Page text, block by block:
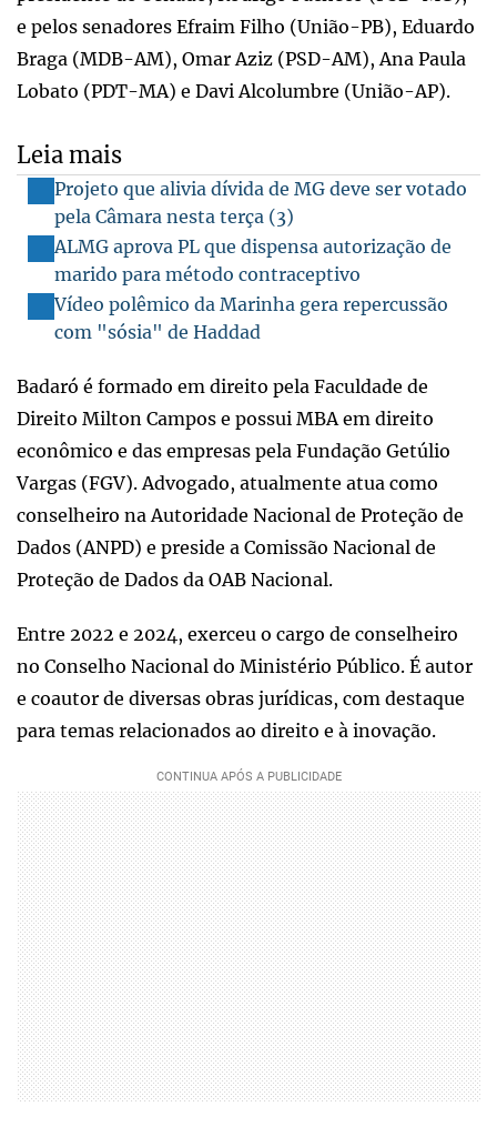
e pelos senadores Efraim Filho (União-PB), Eduardo
Braga (MDB-AM), Omar Aziz (PSD-AM), Ana Paula
Lobato (PDT-MA) e Davi Alcolumbre (União-AP).
Leia mais
Projeto que alivia dívida de MG deve ser votado
pela Câmara nesta terça (3)
ALMG aprova PL que dispensa autorização de
marido para método contraceptivo
Vídeo polêmico da Marinha gera repercussão
com "sósia" de Haddad
Badaró é formado em direito pela Faculdade de
Direito Milton Campos e possui MBA em direito
econômico e das empresas pela Fundação Getúlio
Vargas (FGV). Advogado, atualmente atua como
conselheiro na Autoridade Nacional de Proteção de
Dados (ANPD) e preside a Comissão Nacional de
Proteção de Dados da OAB Nacional.
Entre 2022 e 2024, exerceu o cargo de conselheiro
no Conselho Nacional do Ministério Público. É autor
e coautor de diversas obras jurídicas, com destaque
para temas relacionados ao direito e à inovação.